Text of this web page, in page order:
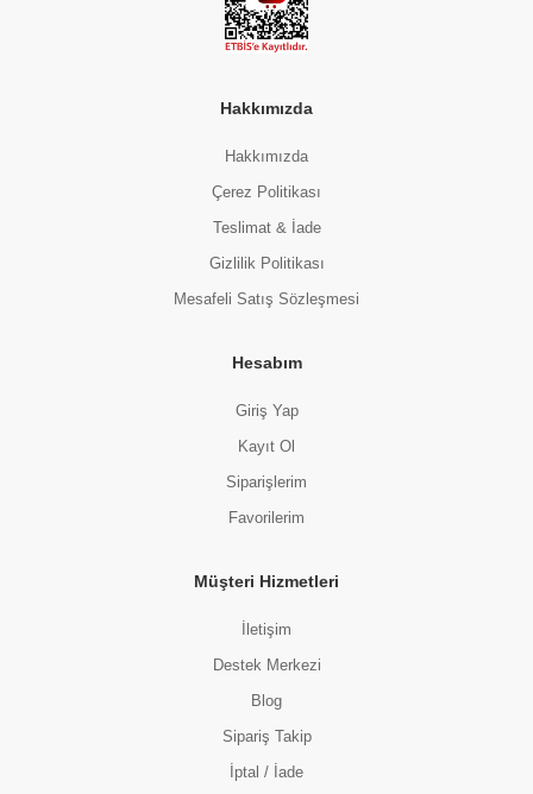
Hakkımızda
Hakkımızda
Çerez Politikası
Teslimat & İade
Gizlilik Politikası
Mesafeli Satış Sözleşmesi
Hesabım
Giriş Yap
Kayıt Ol
Siparişlerim
Favorilerim
Müşteri Hizmetleri
İletişim
Destek Merkezi
Blog
Sipariş Takip
İptal / İade